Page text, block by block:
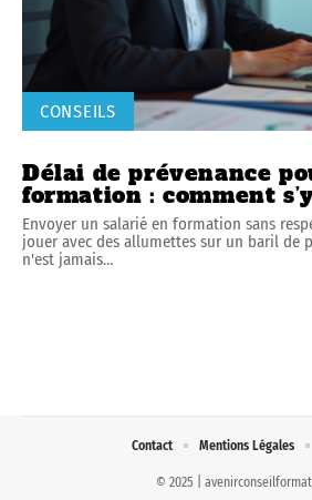
CONSEILS
Délai de prévenance
formation : comment
Envoyer un salarié en formation sans
jouer avec des allumettes sur un baril de
n'est jamais…
© 2025 |
Contact Mentions Légales